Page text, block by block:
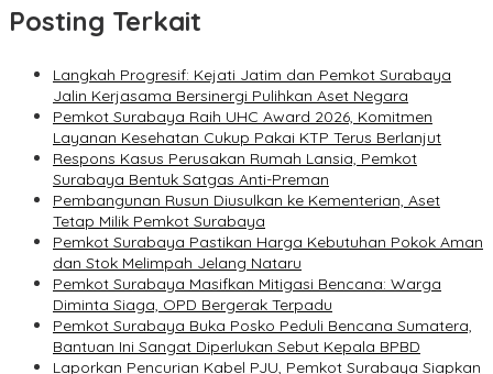
Posting Terkait
Langkah Progresif: Kejati Jatim dan Pemkot Surabaya
Jalin Kerjasama Bersinergi Pulihkan Aset Negara
Pemkot Surabaya Raih UHC Award 2026, Komitmen
Layanan Kesehatan Cukup Pakai KTP Terus Berlanjut
Respons Kasus Perusakan Rumah Lansia, Pemkot
Surabaya Bentuk Satgas Anti-Preman
Pembangunan Rusun Diusulkan ke Kementerian, Aset
Tetap Milik Pemkot Surabaya
Pemkot Surabaya Pastikan Harga Kebutuhan Pokok Aman
dan Stok Melimpah Jelang Nataru
Pemkot Surabaya Masifkan Mitigasi Bencana: Warga
Diminta Siaga, OPD Bergerak Terpadu
Pemkot Surabaya Buka Posko Peduli Bencana Sumatera,
Bantuan Ini Sangat Diperlukan Sebut Kepala BPBD
Laporkan Pencurian Kabel PJU, Pemkot Surabaya Siapkan